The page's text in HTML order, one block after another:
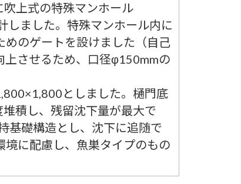
上式の特殊マンホール
しました。特殊マンホール内に
めのゲートを設けました（自己
上させるため、口径φ150mmの
としました。樋門底
積し、残留沈下量が最大で
基礎構造とし、沈下に追随で
に配慮し、魚巣タイプのもの